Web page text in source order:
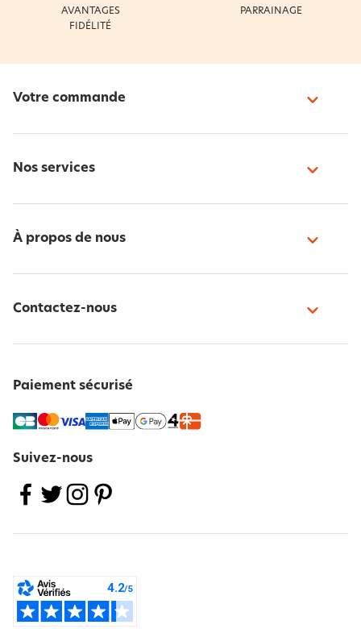
AVANTAGES
FIDÉLITÉ
PARRAINAGE
Votre commande
Nos services
À propos de nous
Contactez-nous
Paiement sécurisé
Suivez-nous